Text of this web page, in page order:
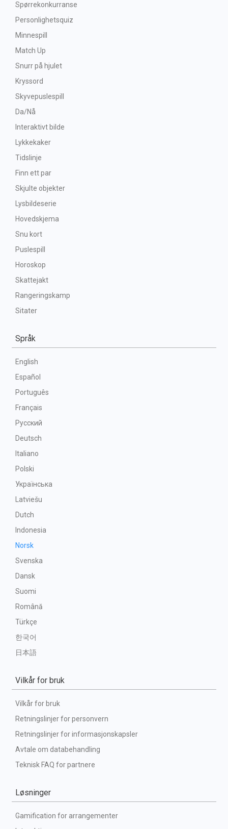
Spørrekonkurranse
Personlighetsquiz
Minnespill
Match Up
Snurr på hjulet
Kryssord
Skyvepuslespill
Da/Nå
Interaktivt bilde
Lykkekaker
Tidslinje
Finn ett par
Skjulte objekter
Lysbildeserie
Hovedskjema
Snu kort
Puslespill
Horoskop
Skattejakt
Rangeringskamp
Sitater
Språk
English
Español
Português
Français
Русский
Deutsch
Italiano
Polski
Українська
Latviešu
Dutch
Indonesia
Norsk
Svenska
Dansk
Suomi
Română
Türkçe
한국어
日本語
Vilkår for bruk
Vilkår for bruk
Retningslinjer for personvern
Retningslinjer for informasjonskapsler
Avtale om databehandling
Teknisk FAQ for partnere
Løsninger
Gamification for arrangementer